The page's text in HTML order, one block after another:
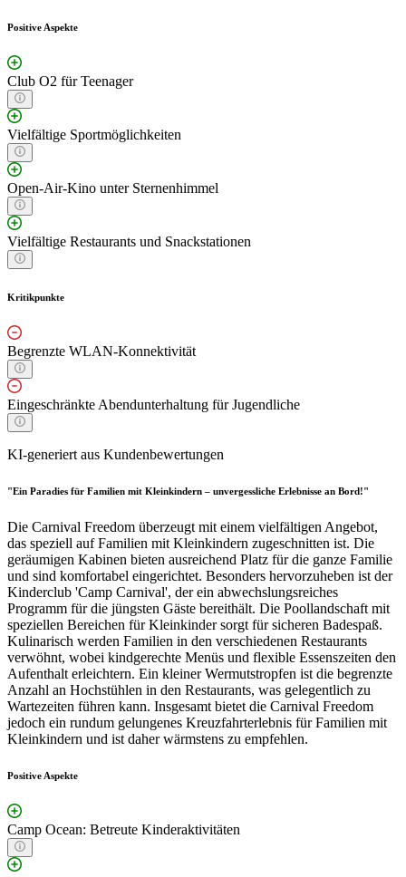
Positive Aspekte
Club O2 für Teenager
Vielfältige Sportmöglichkeiten
Open-Air-Kino unter Sternenhimmel
Vielfältige Restaurants und Snackstationen
Kritikpunkte
Begrenzte WLAN-Konnektivität
Eingeschränkte Abendunterhaltung für Jugendliche
KI-generiert aus Kundenbewertungen
"Ein Paradies für Familien mit Kleinkindern – unvergessliche Erlebnisse an Bord!"
Die Carnival Freedom überzeugt mit einem vielfältigen Angebot,
das speziell auf Familien mit Kleinkindern zugeschnitten ist. Die
geräumigen Kabinen bieten ausreichend Platz für die ganze Familie
und sind komfortabel eingerichtet. Besonders hervorzuheben ist der
Kinderclub 'Camp Carnival', der ein abwechslungsreiches
Programm für die jüngsten Gäste bereithält. Die Poollandschaft mit
speziellen Bereichen für Kleinkinder sorgt für sicheren Badespaß.
Kulinarisch werden Familien in den verschiedenen Restaurants
verwöhnt, wobei kindgerechte Menüs und flexible Essenszeiten den
Aufenthalt erleichtern. Ein kleiner Wermutstropfen ist die begrenzte
Anzahl an Hochstühlen in den Restaurants, was gelegentlich zu
Wartezeiten führen kann. Insgesamt bietet die Carnival Freedom
jedoch ein rundum gelungenes Kreuzfahrterlebnis für Familien mit
Kleinkindern und ist daher wärmstens zu empfehlen.
Positive Aspekte
Camp Ocean: Betreute Kinderaktivitäten